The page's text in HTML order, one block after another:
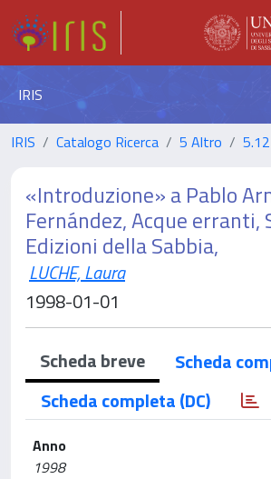
IRIS
IRIS Catalogo Ricerca 5 Altro
«Introduzione» a Pablo
Fernández, Acque erranti,
Edizioni della Sabbia,
LUCHE, Laura
1998-01-01
Scheda breve
Scheda
Scheda completa (DC)
Anno
1998